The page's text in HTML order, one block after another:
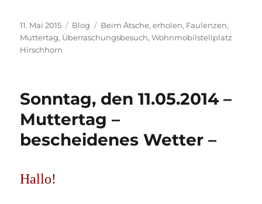
Veröffentlicht
am
11. Mai 2015 Kategorien
Blog Schlagwörter
Beim Ätsche,erholen, Faulenzen,
Muttertag, Überraschungsbesuch,Wohnmobilstellplatz
Hirschhorn
Sonntag, den 11.05.2014 –
Muttertag –
bescheidenes Wetter –
Hallo!